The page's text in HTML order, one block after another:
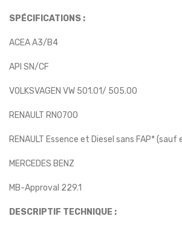
SPÉCIFICATIONS :
ACEA A3/B4
API SN/CF
VOLKSVAGEN VW 501.01/ 505.00
RENAULT RN0700
RENAULT Essence et Diesel sans FAP*
MERCEDES BENZ
MB-Approval 229.1
DESCRIPTIF TECHNIQUE :